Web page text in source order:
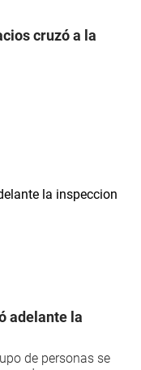
cruzó a la
adelante la
de personas se